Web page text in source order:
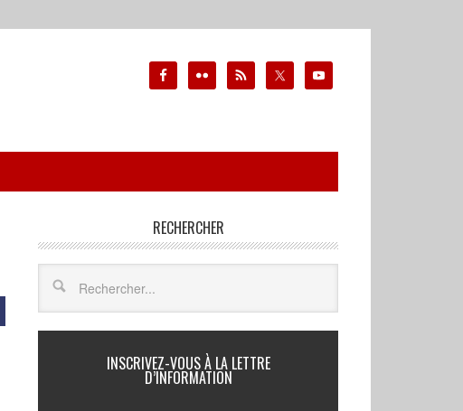
RECHERCHER
INSCRIVEZ-VOUS À LA LETTRE
D’INFORMATION